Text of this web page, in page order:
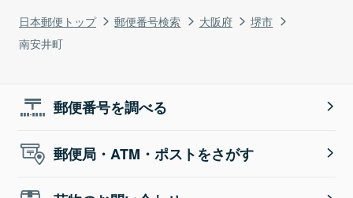
日本郵便トップ 郵便番号検索 大阪府
堺市
南安井町
郵便番号を調べる
郵便局・ATM・ポストをさがす